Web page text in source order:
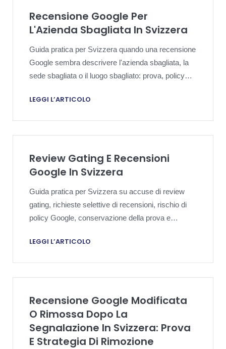
Recensione Google Per
L'Azienda Sbagliata In Svizzera
Guida pratica per Svizzera quando una recensione
Google sembra descrivere l'azienda sbagliata, la
sede sbagliata o il luogo sbagliato: prova, policy
LEGGI L’ARTICOLO
Review Gating E Recensioni
Google In Svizzera
Guida pratica per Svizzera su accuse di review
gating, richieste selettive di recensioni, rischio di
policy Google, conservazione della prova e
LEGGI L’ARTICOLO
Recensione Google Modificata
O Rimossa Dopo La
Segnalazione In Svizzera: Prova
E Strategia Di Rimozione